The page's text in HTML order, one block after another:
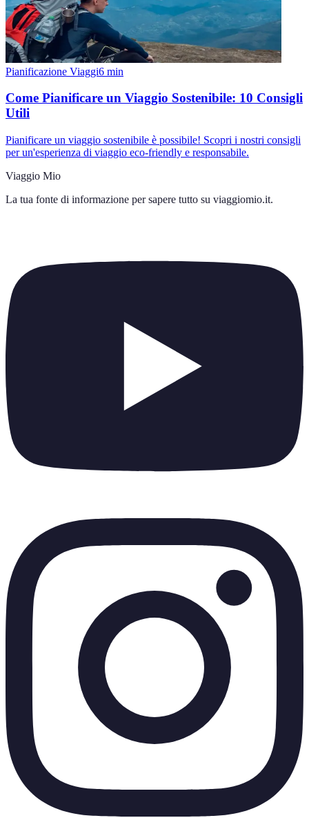
Pianificazione Viaggi6 min
Come Pianificare un Viaggio Sostenibile: 10 Consigli
Utili
Pianificare un viaggio sostenibile è possibile! Scopri i nostri consigli
per un'esperienza di viaggio eco-friendly e responsabile.
Viaggio Mio
La tua fonte di informazione per sapere tutto su viaggiomio.it.